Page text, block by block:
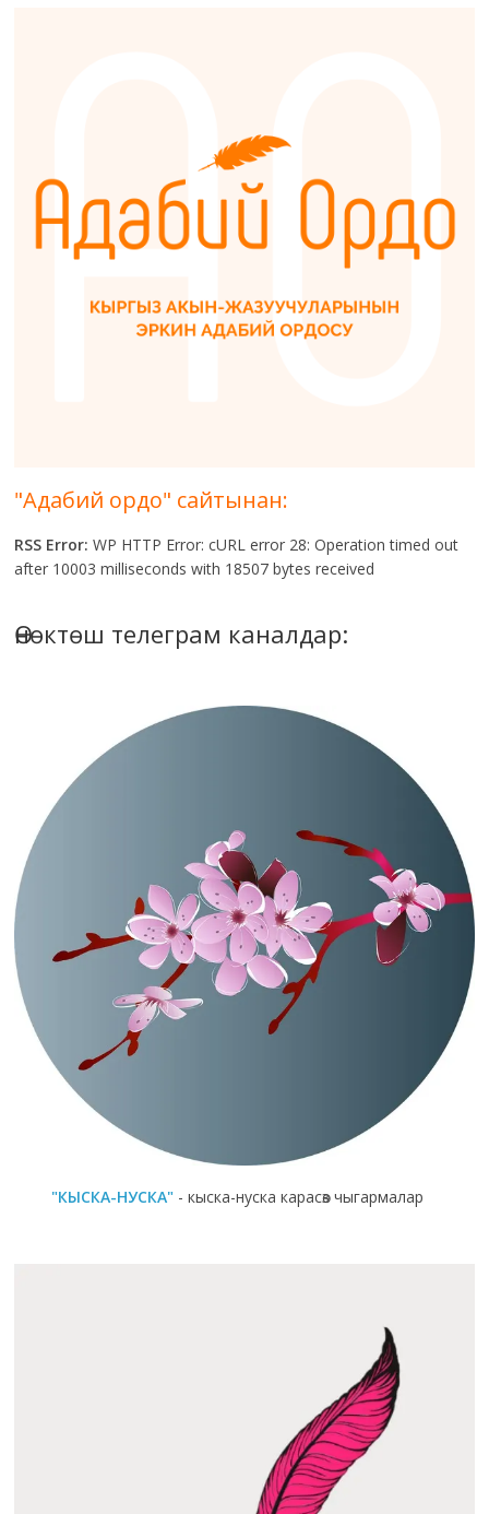
"Адабий ордо" сайтынан:
RSS Error: WP HTTP Error: cURL error 28: Operation timed out
after 10003 milliseconds with 18507 bytes received
Өнөктөш телеграм каналдар:
"КЫСКА-НУСКА" - кыска-нуска карасөз чыгармалар